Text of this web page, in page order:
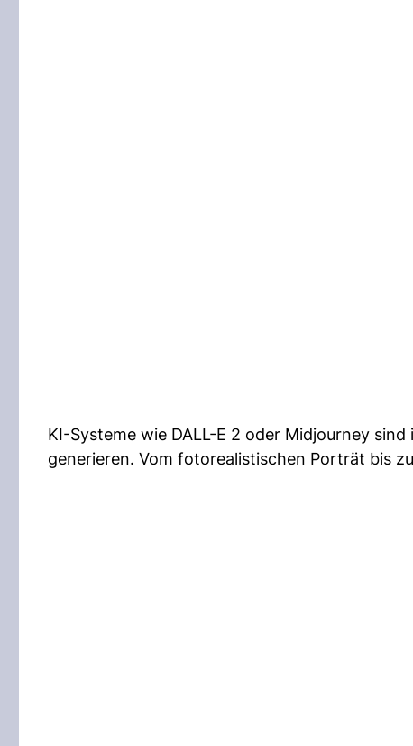
KI-Systeme wie DALL-E 2 oder Midjourney
generieren. Vom fotorealistischen Porträt bis